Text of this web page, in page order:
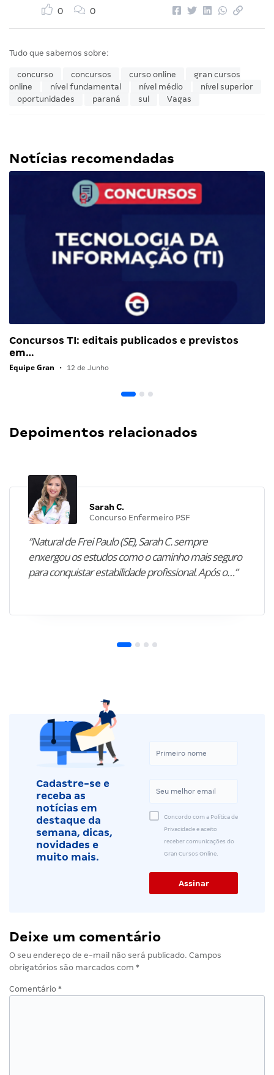
0 0
Tudo que sabemos sobre:
concurso concursos curso online
gran cursos
online
nível fundamental nível médio
nível superior
oportunidades
paraná sul Vagas
Notícias recomendadas
Concursos TI: editais publicados e previstos
em…
Equipe Gran • 12 de Junho
Depoimentos relacionados
Sarah C.
Concurso Enfermeiro PSF
“Natural de Frei Paulo (SE), Sarah C. sempre
enxergou os estudos como o caminho mais seguro
para conquistar estabilidade profissional. Após o…”
Cadastre-se e
receba as
notícias em
destaque da
semana, dicas,
novidades e
muito mais.
Concordo com a Política de
Privacidade e aceito
receber comunicações do
Gran Cursos Online.
Deixe um comentário
O seu endereço de e-mail não será publicado. Campos
obrigatórios são marcados com *
Comentário *